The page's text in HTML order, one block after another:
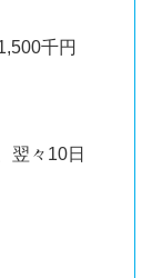
千円
翌々10日